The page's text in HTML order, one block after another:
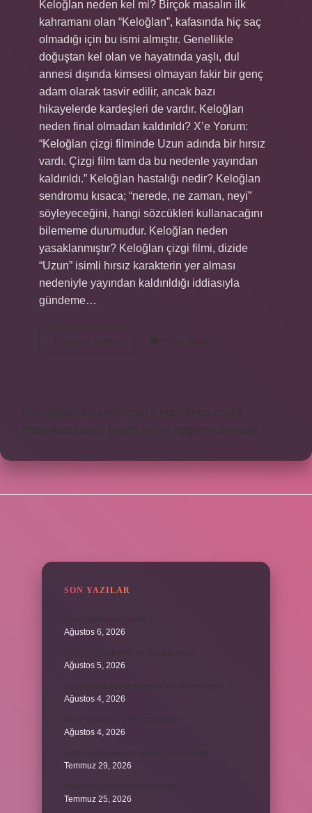
Keloğlan neden kel mi? Birçok masalın ilk
kahramanı olan “Keloğlan”, kafasında hiç saç
olmadığı için bu ismi almıştır. Genellikle
doğuştan kel olan ve hayatında yaşlı, dul
annesi dışında kimsesi olmayan fakir bir genç
adam olarak tasvir edilir, ancak bazı
hikayelerde kardeşleri de vardır. Keloğlan
neden final olmadan kaldırıldı? X’e Yorum:
“Keloğlan çizgi filminde Uzun adında bir hırsız
vardı. Çizgi film tam da bu nedenle yayından
kaldırıldı.” Keloğlan hastalığı nedir? Keloğlan
sendromu kısaca; “nerede, ne zaman, neyi”
söyleyeceğini, hangi sözcükleri kullanacağını
bilememe durumudur. Keloğlan neden
yasaklanmıştır? Keloğlan çizgi filmi, dizide
“Uzun” isimli hırsız karakterin yer alması
nedeniyle yayından kaldırıldığı iddiasıyla
gündeme…
https://nup.com.tr
nttgame Sitemap
SON YAZILAR
Ağustos 6, 2026
Ağustos 5, 2026
Ağustos 4, 2026
Ağustos 4, 2026
Temmuz 29, 2026
Temmuz 25, 2026